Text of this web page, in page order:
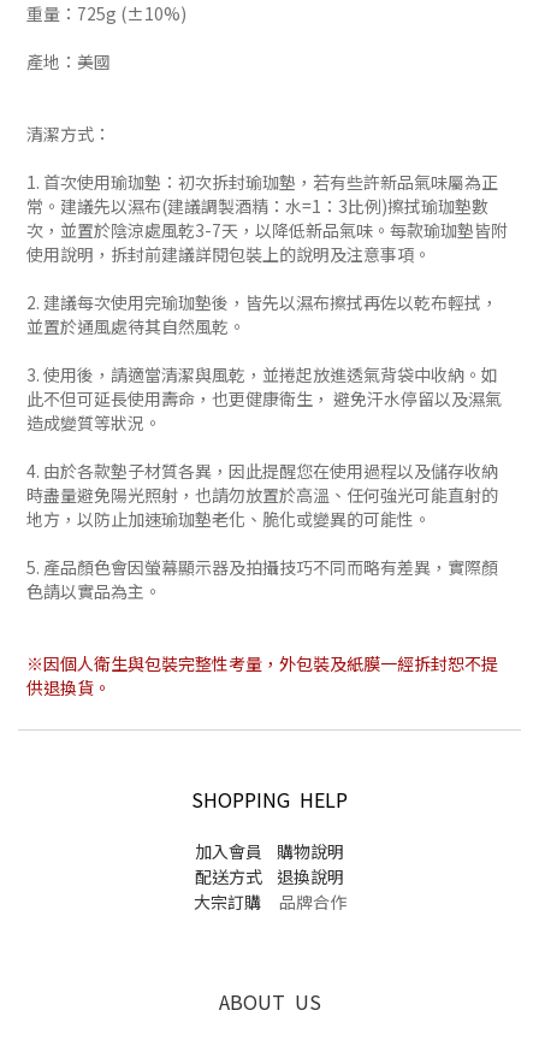
重量：725g (±10%)
產地：美國
清潔方式：
1. 首次使用瑜珈墊：初次拆封瑜珈墊，若有些許新品氣味屬為正
常。建議先以濕布(建議調製酒精：水=1：3比例)擦拭瑜珈墊數
次，並置於陰涼處風乾3-7天，以降低新品氣味。每款瑜珈墊皆附
使用說明，拆封前建議詳閱包裝上的說明及注意事項。
2. 建議每次使用完瑜珈墊後，皆先以濕布擦拭再佐以乾布輕拭，
並置於通風處待其自然風乾。
3. 使用後，請適當清潔與風乾，並捲起放進透氣背袋中收納。如
此不但可延長使用壽命，也更健康衛生， 避免汗水停留以及濕氣
造成變質等狀況。
4. 由於各款墊子材質各異，因此提醒您在使用過程以及儲存收納
時盡量避免陽光照射，也請勿放置於高溫、任何強光可能直射的
地方，以防止加速瑜珈墊老化、脆化或變異的可能性。
5. 產品顏色會因螢幕顯示器及拍攝技巧不同而略有差異，實際顏
色請以實品為主。
※因個人衛生與包裝完整性考量，外包裝及紙膜一經拆封恕不提
供退換貨。
SHOPPING HELP
加入會員
購物說明
配送方式
退換說明
大宗訂購品牌合作
ABOUT US